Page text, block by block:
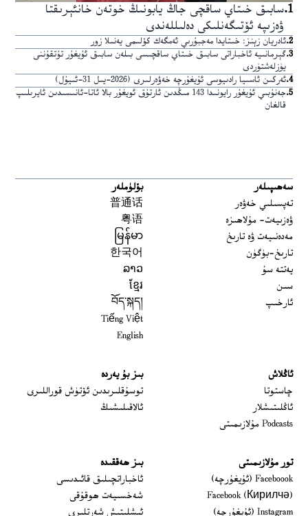
1
.سابىق خىتاي ساقچى جاڭ يابونىڭ خوتەن خانئېرىقتا
ۋەزىپە ئۆتىگەنلىكى دەلىللەندى
2
.ئادريان زېنز: خىتايدا مەجبۇرىي ئەمگەك كۆلىمى يەنىلا زور
3
.گېرمانىيە ئاخباراتى سابىق خىتاي ساقچىسى بىلەن سابىق ئۇيغۇر تۇتقۇننى
يۈزلەشتۈردى
4
.ئەركىن ئاسىيا رادىيوسى ئۇيغۇرچە خەۋەرلىرى (2026-يىل 31-ئىيۇل)
5
.
جەنۇبىي ئۇيغۇر رايونىدا 143 مىڭدىن ئارتۇق ئويغۇر بالا ئاتا-ئانىسىدىن ئايرىلىپ
قالغان
سەھىپىلەر
تەپسىلىي خەۋەر
ۋەزىيەت- مۇلاھىزە
مەدەنىيەت ۋە تارىخ
تارىخ-بۈگۈن
يەتتە سۇ
سىن
ئارخىپ
بۆلۈملەر
普通话
粤语
မြန်မာ
한국어
ລາວ
ខ្មែរ
བོད་སྐད།
Tiếng Việt
English
ئاڭلاش
چاستوتا
ئاڭلىتىشلار
Podcasts مۇلازىمىتى
بىز بۇ يەردە
توسۇقلىرىدىن ئۆتۈش قوراللىرى
ئالاقىلىشىڭ
تور مۇلازىمىتى
Faceboook (ئۇيغۇرچە)
Opens in new window
Facebook (Кирилчә)
Opens in new window
Instagram (ئۇيغۇرچە)
Opens in new window
بىز ھەققىدە
ئاخباراتچىلىق قائىدىسى
شەخسىيەت ھوقۇقى
ئىشلىتىش شەرتلىرى